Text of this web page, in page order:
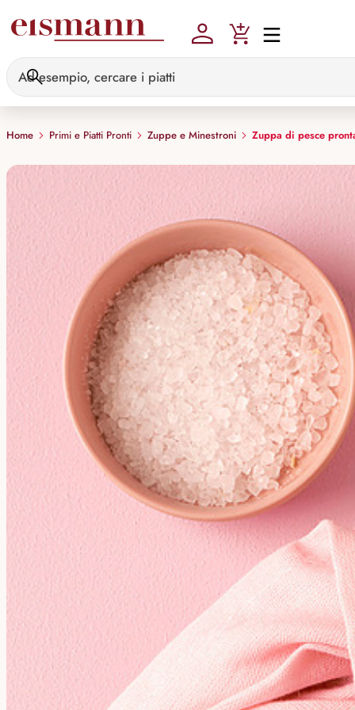
Home Primi e Piatti Pronti Zuppe e Minestroni Zuppa di pesce